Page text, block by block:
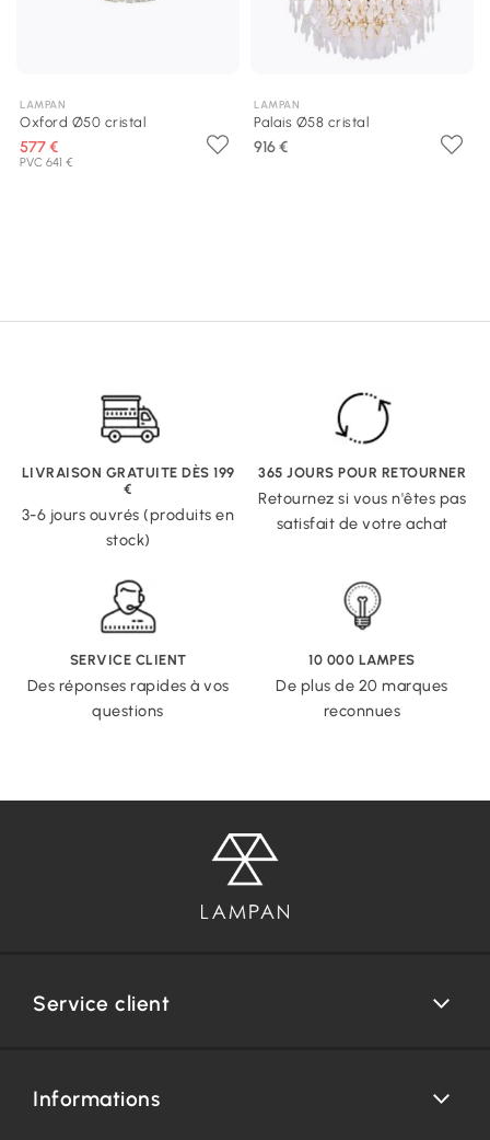
LAMPAN
Oxford Ø50 cristal
577 €
PVC 641 €
LAMPAN
Palais Ø58 cristal
916 €
LIVRAISON GRATUITE DÈS 199
€
3-6 jours ouvrés (produits en
stock)
365 JOURS POUR RETOURNER
Retournez si vous n'êtes pas
satisfait de votre achat
SERVICE CLIENT
Des réponses rapides à vos
questions
10 000 LAMPES
De plus de 20 marques
reconnues
Service client
Informations